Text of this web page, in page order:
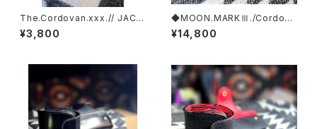
The.Cordovan.xxx.// JACK.
RIDE.KEYCHAIN
¥3,800
◆MOON.MARKⅢ./Cordova
n. Coin Case.xxx. Green.E
dition
¥14,800